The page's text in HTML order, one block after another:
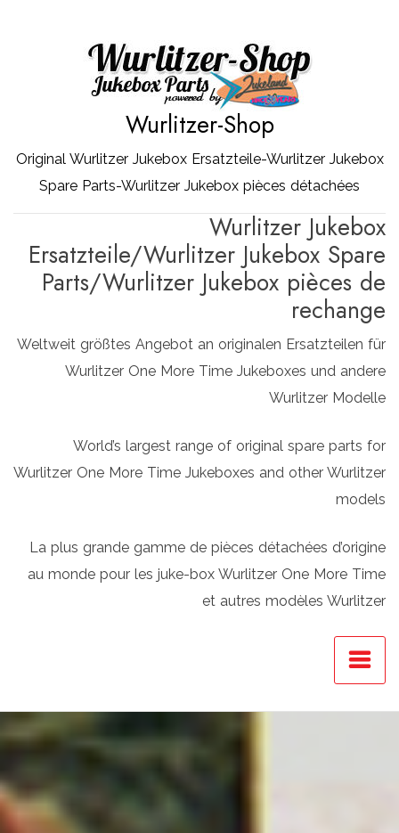
Wurlitzer-Shop
Original Wurlitzer Jukebox Ersatzteile-Wurlitzer Jukebox
Spare Parts-Wurlitzer Jukebox pièces détachées
Wurlitzer Jukebox
Ersatzteile/Wurlitzer Jukebox Spare
Parts/Wurlitzer Jukebox pièces de
rechange
Weltweit größtes Angebot an originalen Ersatzteilen für
Wurlitzer One More Time Jukeboxes und andere
Wurlitzer Modelle
World’s largest range of original spare parts for
Wurlitzer One More Time Jukeboxes and other Wurlitzer
models
La plus grande gamme de pièces détachées d’origine
au monde pour les juke-box Wurlitzer One More Time
et autres modèles Wurlitzer